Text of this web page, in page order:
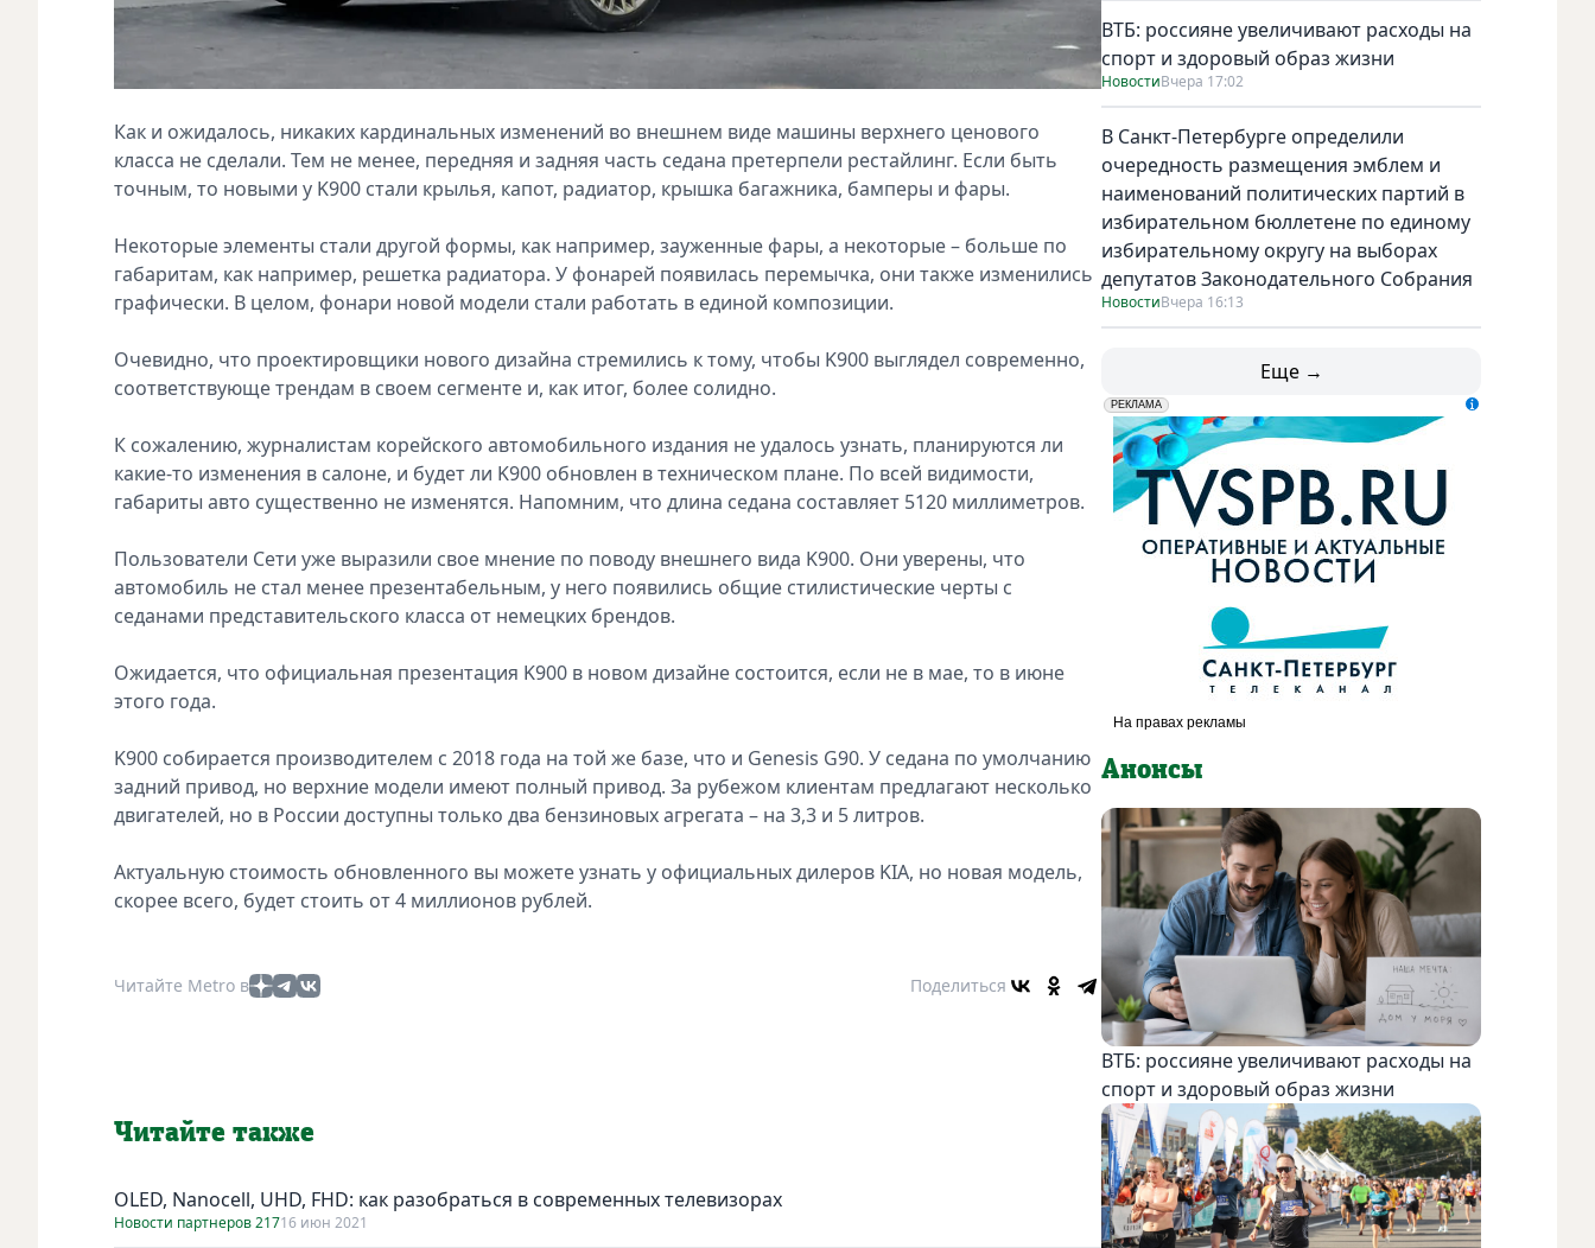
Как и ожидалось, никаких кардинальных изменений во внешнем виде машины верхнего ценового
класса не сделали. Тем не менее, передняя и задняя часть седана претерпели рестайлинг. Если быть
точным, то новыми у K900 стали крылья, капот, радиатор, крышка багажника, бамперы и фары.
Некоторые элементы стали другой формы, как например, зауженные фары, а некоторые – больше по
габаритам, как например, решетка радиатора. У фонарей появилась перемычка, они также изменились
графически. В целом, фонари новой модели стали работать в единой композиции.
Очевидно, что проектировщики нового дизайна стремились к тому, чтобы K900 выглядел современно,
соответствующе трендам в своем сегменте и, как итог, более солидно.
К сожалению, журналистам корейского автомобильного издания не удалось узнать, планируются ли
какие-то изменения в салоне, и будет ли K900 обновлен в техническом плане. По всей видимости,
габариты авто существенно не изменятся. Напомним, что длина седана составляет 5120 миллиметров.
Пользователи Сети уже выразили свое мнение по поводу внешнего вида K900. Они уверены, что
автомобиль не стал менее презентабельным, у него появились общие стилистические черты с
седанами представительского класса от немецких брендов.
Ожидается, что официальная презентация K900 в новом дизайне состоится, если не в мае, то в июне
этого года.
K900 собирается производителем с 2018 года на той же базе, что и Genesis G90. У седана по умолчанию
задний привод, но верхние модели имеют полный привод. За рубежом клиентам предлагают несколько
двигателей, но в России доступны только два бензиновых агрегата – на 3,3 и 5 литров.
Актуальную стоимость обновленного вы можете узнать у официальных дилеров KIA, но новая модель,
скорее всего, будет стоить от 4 миллионов рублей.
Читайте Metro в Поделиться
Читайте также
OLED, Nanocell, UHD, FHD: как разобраться в современных телевизорах
Новости партнеров 21716 июн 2021
ВТБ: россияне увеличивают расходы на
спорт и здоровый образ жизни
НовостиВчера 17:02
В Санкт-Петербурге определили
очередность размещения эмблем и
наименований политических партий в
избирательном бюллетене по единому
избирательному округу на выборах
депутатов Законодательного Собрания
НовостиВчера 16:13
Еще →
erid: LdtCK5udn
РЕКЛАМА
АО "ГАТР", ИНН: 7841320717
Анонсы
ВТБ: россияне увеличивают расходы на
спорт и здоровый образ жизни